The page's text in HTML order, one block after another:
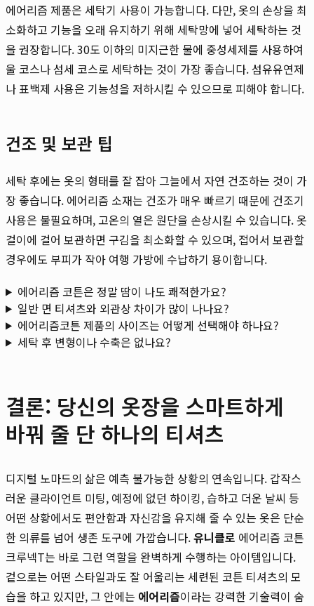
에어리즘 제품은 세탁기 사용이 가능합니다. 다만, 옷의 손상을 최
소화하고 기능을 오래 유지하기 위해 세탁망에 넣어 세탁하는 것
을 권장합니다. 30도 이하의 미지근한 물에 중성세제를 사용하여
울 코스나 섬세 코스로 세탁하는 것이 가장 좋습니다. 섬유유연제
나 표백제 사용은 기능성을 저하시킬 수 있으므로 피해야 합니다.
건조 및 보관 팁
세탁 후에는 옷의 형태를 잘 잡아 그늘에서 자연 건조하는 것이 가
장 좋습니다. 에어리즘 소재는 건조가 매우 빠르기 때문에 건조기
사용은 불필요하며, 고온의 열은 원단을 손상시킬 수 있습니다. 옷
걸이에 걸어 보관하면 구김을 최소화할 수 있으며, 접어서 보관할
경우에도 부피가 작아 여행 가방에 수납하기 용이합니다.
에어리즘 코튼은 정말 땀이 나도 쾌적한가요?
일반 면 티셔츠와 외관상 차이가 많이 나나요?
에어리즘코튼 제품의 사이즈는 어떻게 선택해야 하나요?
세탁 후 변형이나 수축은 없나요?
결론: 당신의 옷장을 스마트하게
바꿔 줄 단 하나의 티셔츠
디지털 노마드의 삶은 예측 불가능한 상황의 연속입니다. 갑작스
러운 클라이언트 미팅, 예정에 없던 하이킹, 습하고 더운 날씨 등
어떤 상황에서도 편안함과 자신감을 유지해 줄 수 있는 옷은 단순
한 의류를 넘어 생존 도구에 가깝습니다.유니클로 에어리즘 코튼
크루넥T는 바로 그런 역할을 완벽하게 수행하는 아이템입니다.
겉으로는 어떤 스타일과도 잘 어울리는 세련된 코튼 티셔츠의 모
습을 하고 있지만, 그 안에는 에어리즘이라는 강력한 기술력이 숨